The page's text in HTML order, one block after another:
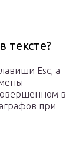
тексте?
Esc, а
в
при